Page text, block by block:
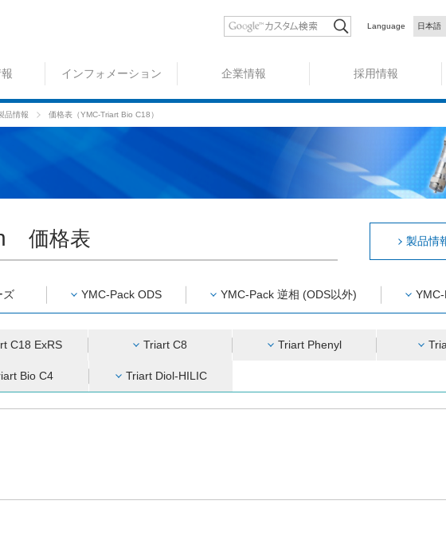
Language 日本語
インフォメーション 企業情報 採用情報
品情報 価格表（YMC-Triart Bio C18）
価格表 製品情
ズ YMC-Pack ODS YMC-Pack 逆相 (ODS以外)
C18 ExRS Triart C8 Triart Phenyl
Bio C4 Triart Diol-HILIC